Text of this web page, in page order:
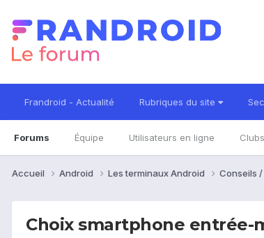
Frandroid - Actualité Rubriques du site
Forums Équipe Utilisateurs en ligne Clubs
Accueil Android Les terminaux Android Conseils
Choix smartphone entrée-